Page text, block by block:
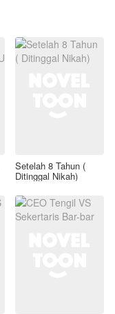
Setelah 8 Tahun (
Ditinggal Nikah)